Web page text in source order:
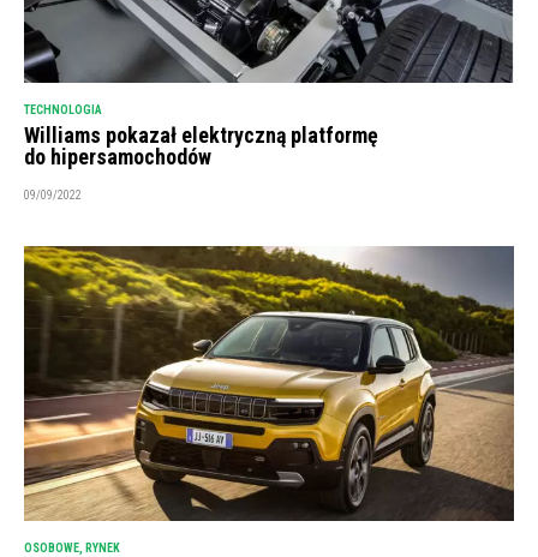
TECHNOLOGIA
Williams pokazał elektryczną platformę
do hipersamochodów
09/09/2022
OSOBOWE, RYNEK